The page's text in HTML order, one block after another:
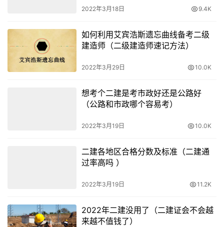
2022年3月18日 9.4K
如何利用艾宾浩斯遗忘曲线备考二级
建造师（二级建造师速记方法）
2022年3月29日 10.0K
想考个二建是考市政好还是公路好
（公路和市政哪个容易考）
2022年3月19日 10.0K
二建各地区合格分数及标准（二建通
过率高吗 ）
2022年3月19日 11.2K
2022年二建没用了（二建证会不会越
来越不值钱了）